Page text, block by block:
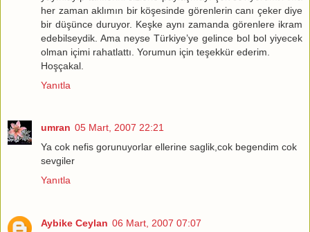
her zaman aklımın bir köşesinde görenlerin canı çeker diye
bir düşünce duruyor. Keşke aynı zamanda görenlere ikram
edebilseydik. Ama neyse Türkiye’ye gelince bol bol yiyecek
olman içimi rahatlattı. Yorumun için teşekkür ederim.
Hoşçakal.
Yanıtla
umran 05 Mart, 2007 22:21
Ya cok nefis gorunuyorlar ellerine saglik,cok begendim cok
sevgiler
Yanıtla
Aybike Ceylan 06 Mart, 2007 07:07